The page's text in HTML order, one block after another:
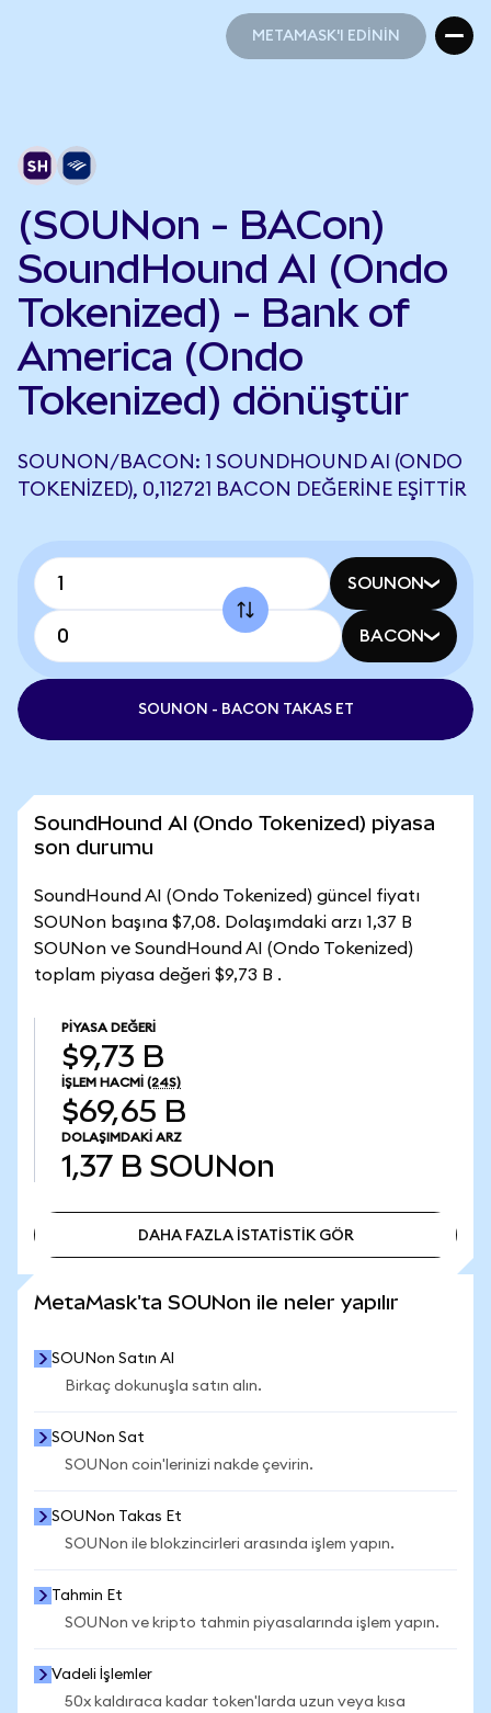
METAMASK'I EDİNİN
(SOUNon - BACon)
SoundHound AI (Ondo
Tokenized) - Bank of
America (Ondo
Tokenized) dönüştür
SOUNON/BACON: 1 SOUNDHOUND AI (ONDO
TOKENIZED), 0,112721 BACON DEĞERINE EŞITTIR
SOUNON
BACON
SOUNON - BACON TAKAS ET
SoundHound AI (Ondo Tokenized) piyasa
son durumu
SoundHound AI (Ondo Tokenized) güncel fiyatı
SOUNon başına $7,08. Dolaşımdaki arzı 1,37 B
SOUNon ve SoundHound AI (Ondo Tokenized)
toplam piyasa değeri $9,73 B .
PIYASA DEĞERI
$9,73 B
İŞLEM HACMI (24S)
$69,65 B
DOLAŞIMDAKI ARZ
1,37 B SOUNon
DAHA FAZLA İSTATİSTİK GÖR
MetaMask'ta SOUNon ile neler yapılır
SOUNon Satın Al
Birkaç dokunuşla satın alın.
SOUNon Sat
SOUNon coin'lerinizi nakde çevirin.
SOUNon Takas Et
SOUNon ile blokzincirleri arasında işlem yapın.
Tahmin Et
SOUNon ve kripto tahmin piyasalarında işlem yapın.
Vadeli İşlemler
50x kaldıraca kadar token'larda uzun veya kısa